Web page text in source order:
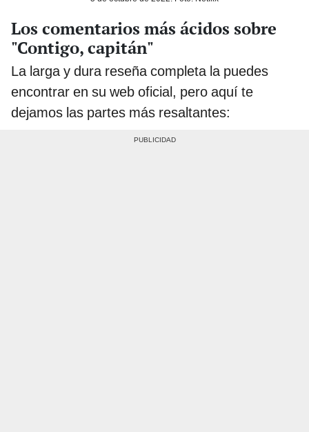
Los comentarios más ácidos sobre
"Contigo, capitán"
La larga y dura reseña completa la puedes
encontrar en su web oficial, pero aquí te
dejamos las partes más resaltantes: